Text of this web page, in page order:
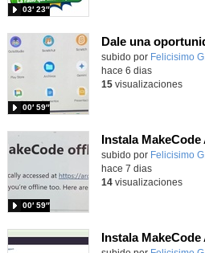
03′ 23″
Contenido educativo.
subido por Felicisimo G.
00′ 59″
hace 6 dias
15visualizaciones
Contenido educativo.
subido por Felicisimo G.
00′ 59″
hace 7 dias
14visualizaciones